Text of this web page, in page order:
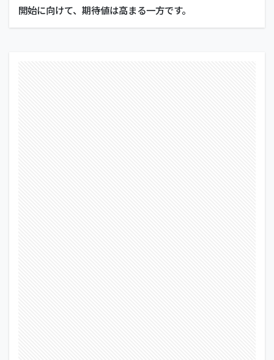
開始に向けて、期待値は高まる一方です。